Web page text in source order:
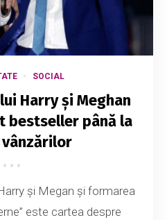
SOCIAL
Harry și Meghan
bestseller până la
și Megan și formarea
este cartea despre